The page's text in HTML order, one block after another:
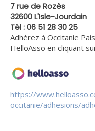
7 rue de Rozès
32600 L'Isle-Jourdain
Tèl : 06 51 28 30 25
Adhérez à Occitanie
HelloAsso en cliquant
https://
occitanie/adhesions/